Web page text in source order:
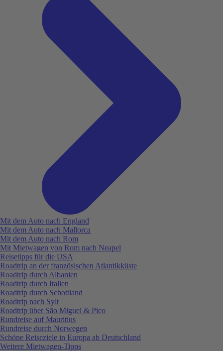
Mit dem Auto nach England
Mit dem Auto nach Mallorca
Mit dem Auto nach Rom
Mit Mietwagen von Rom nach Neapel
Reisetipps für die USA
Roadtrip an der französischen Atlantikküste
Roadtrip durch Albanien
Roadtrip durch Italien
Roadtrip durch Schottland
Roadtrip nach Sylt
Roadtrip über São Miguel & Pico
Rundreise auf Mauritius
Rundreise durch Norwegen
Schöne Reiseziele in Europa ab Deutschland
Weitere Mietwagen-Tipps